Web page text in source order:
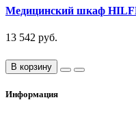
Медицинский шкаф
13 542 руб.
В корзину
Информация